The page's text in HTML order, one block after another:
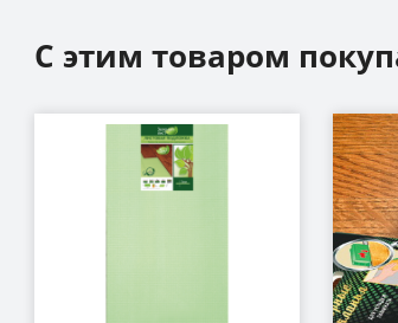
С этим товаром